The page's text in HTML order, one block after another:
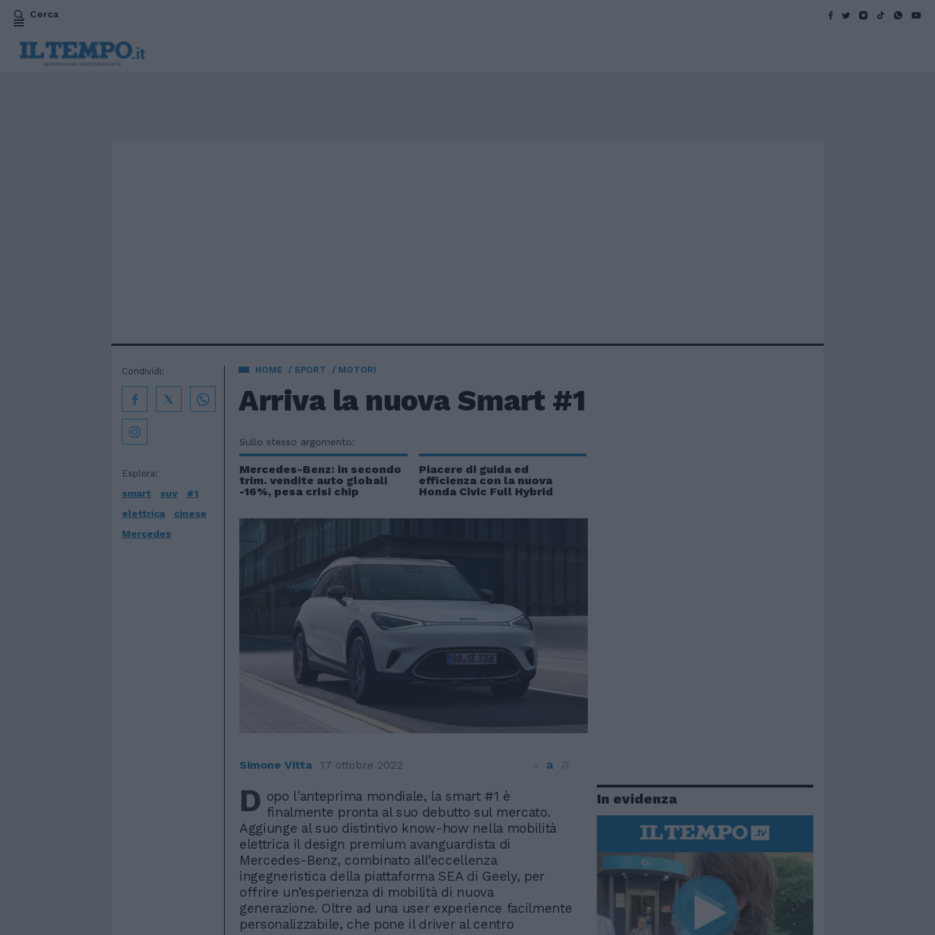
Cerca
HOME SPORT MOTORI
Arriva la nuova Smart #1
Esplora:
smart suv
#1
elettrica
cinese
Mercedes
Condividi:
Sullo stesso argomento:
Mercedes-Benz: in secondo
trim. vendite auto globali
-16%, pesa crisi chip
Piacere di guida ed
efficienza con la nuova
Honda Civic Full Hybrid
Simone Vitta 17 ottobre 2022 a
D opo l'anteprima mondiale, la smart #1 è
finalmente pronta al suo debutto sul mercato.
Aggiunge al suo distintivo know-how nella mobilità
elettrica il design premium avanguardista di
Mercedes-Benz, combinato all’eccellenza
ingegneristica della piattaforma SEA di Geely, per
offrire un’esperienza di mobilità di nuova
generazione. Oltre ad una user experience facilmente
personalizzabile, che pone il driver al centro
In evidenza